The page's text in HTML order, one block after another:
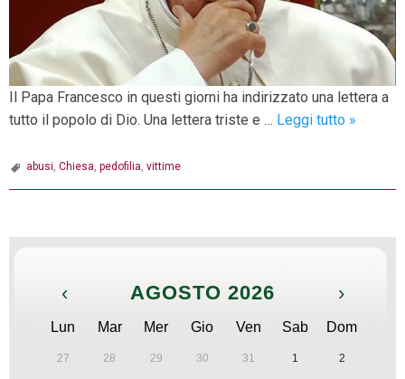
Il Papa Francesco in questi giorni ha indirizzato una lettera a
tutto il popolo di Dio. Una lettera triste e … Leggi tutto Il
una
»
abusi, Chiesa, pedofilia, vittime
‹ AGOSTO 2026 ›
Lun Mar Mer Gio Ven Sab Dom
27 28 29 30 31 1 2